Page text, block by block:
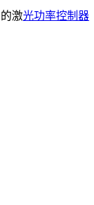
激光功率控制器